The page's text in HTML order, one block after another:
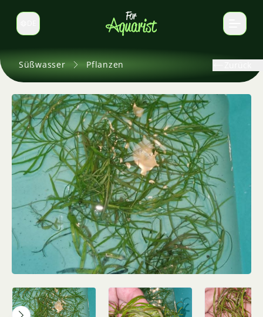
Sprache wechseln
Süßwasser Pflanzen